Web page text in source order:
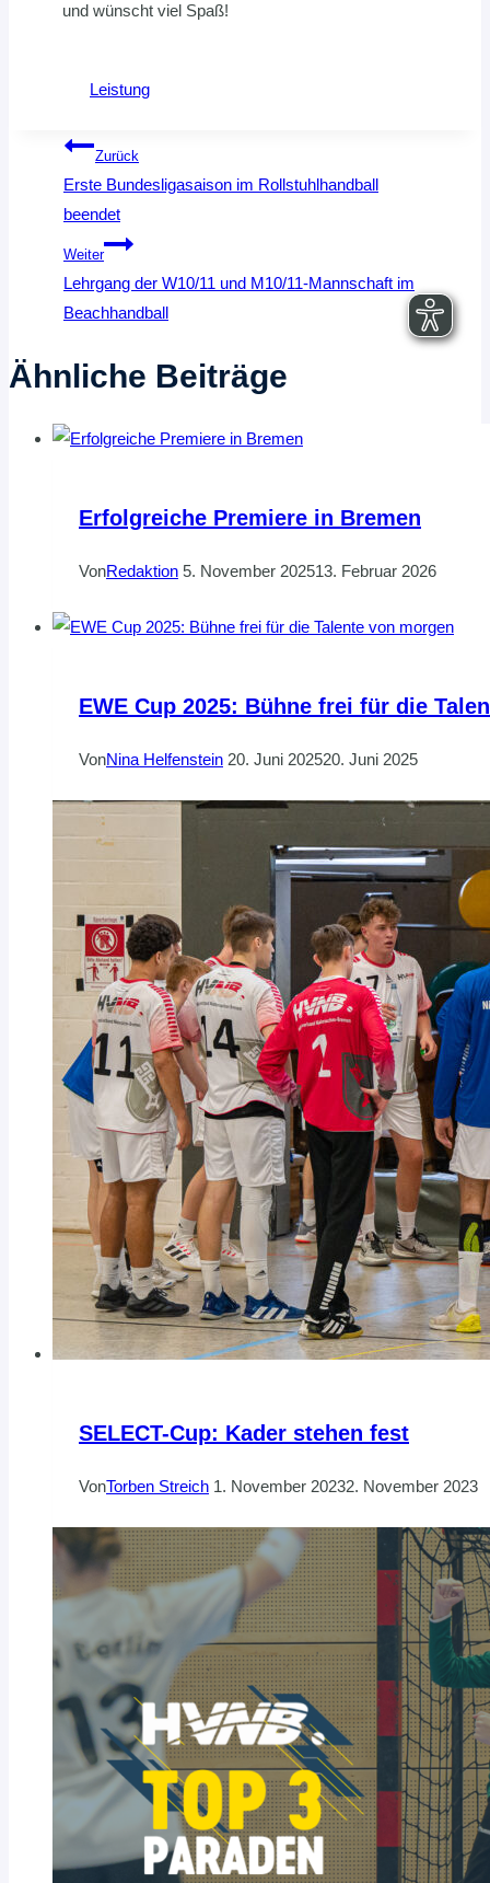
und wünscht viel Spaß!
Leistung
Beitragsnavigation
Zurück
Erste Bundesligasaison im Rollstuhlhandball
beendet
Weiter
Lehrgang der W10/11 und M10/11-Mannschaft im
Beachhandball
Ähnliche Beiträge
Erfolgreiche Premiere in Bremen
VonRedaktion 5. November 202513. Februar 2026
EWE Cup 2025: Bühne frei für die
VonNina Helfenstein 20. Juni 202520. Juni 2025
SELECT-Cup: Kader stehen fest
VonTorben Streich 1. November 20232. November 2023